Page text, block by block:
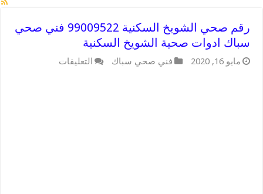
رقم صحي الشويخ السكنية 99009522 فني صحي
سباك ادوات صحية الشويخ السكنية
مايو 16, 2020 فني صحي سباك التعليقات